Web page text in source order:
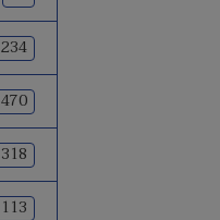
234
470
318
113